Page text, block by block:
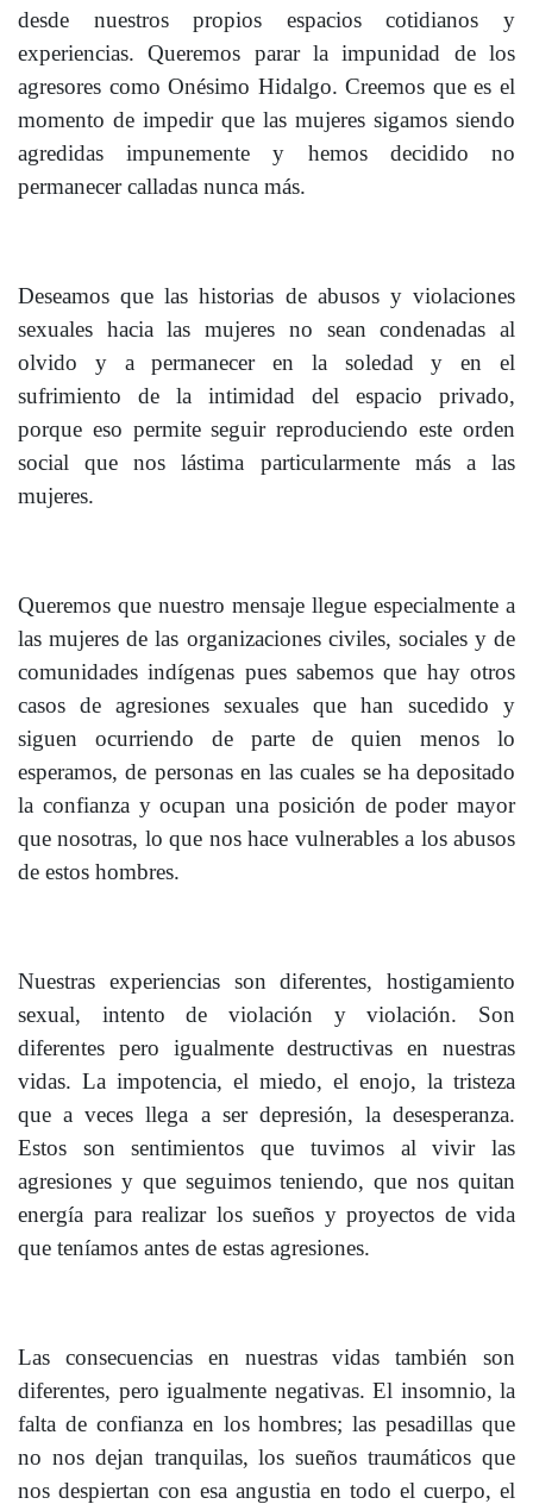
desde nuestros propios espacios cotidianos y
experiencias. Queremos parar la impunidad de los
agresores como Onésimo Hidalgo. Creemos que es el
momento de impedir que las mujeres sigamos siendo
agredidas impunemente y hemos decidido no
permanecer calladas nunca más.
Deseamos que las historias de abusos y violaciones
sexuales hacia las mujeres no sean condenadas al
olvido y a permanecer en la soledad y en el
sufrimiento de la intimidad del espacio privado,
porque eso permite seguir reproduciendo este orden
social que nos lástima particularmente más a las
mujeres.
Queremos que nuestro mensaje llegue especialmente a
las mujeres de las organizaciones civiles, sociales y de
comunidades indígenas pues sabemos que hay otros
casos de agresiones sexuales que han sucedido y
siguen ocurriendo de parte de quien menos lo
esperamos, de personas en las cuales se ha depositado
la confianza y ocupan una posición de poder mayor
que nosotras, lo que nos hace vulnerables a los abusos
de estos hombres.
Nuestras experiencias son diferentes, hostigamiento
sexual, intento de violación y violación. Son
diferentes pero igualmente destructivas en nuestras
vidas. La impotencia, el miedo, el enojo, la tristeza
que a veces llega a ser depresión, la desesperanza.
Estos son sentimientos que tuvimos al vivir las
agresiones y que seguimos teniendo, que nos quitan
energía para realizar los sueños y proyectos de vida
que teníamos antes de estas agresiones.
Las consecuencias en nuestras vidas también son
diferentes, pero igualmente negativas. El insomnio, la
falta de confianza en los hombres; las pesadillas que
no nos dejan tranquilas, los sueños traumáticos que
nos despiertan con esa angustia en todo el cuerpo, el